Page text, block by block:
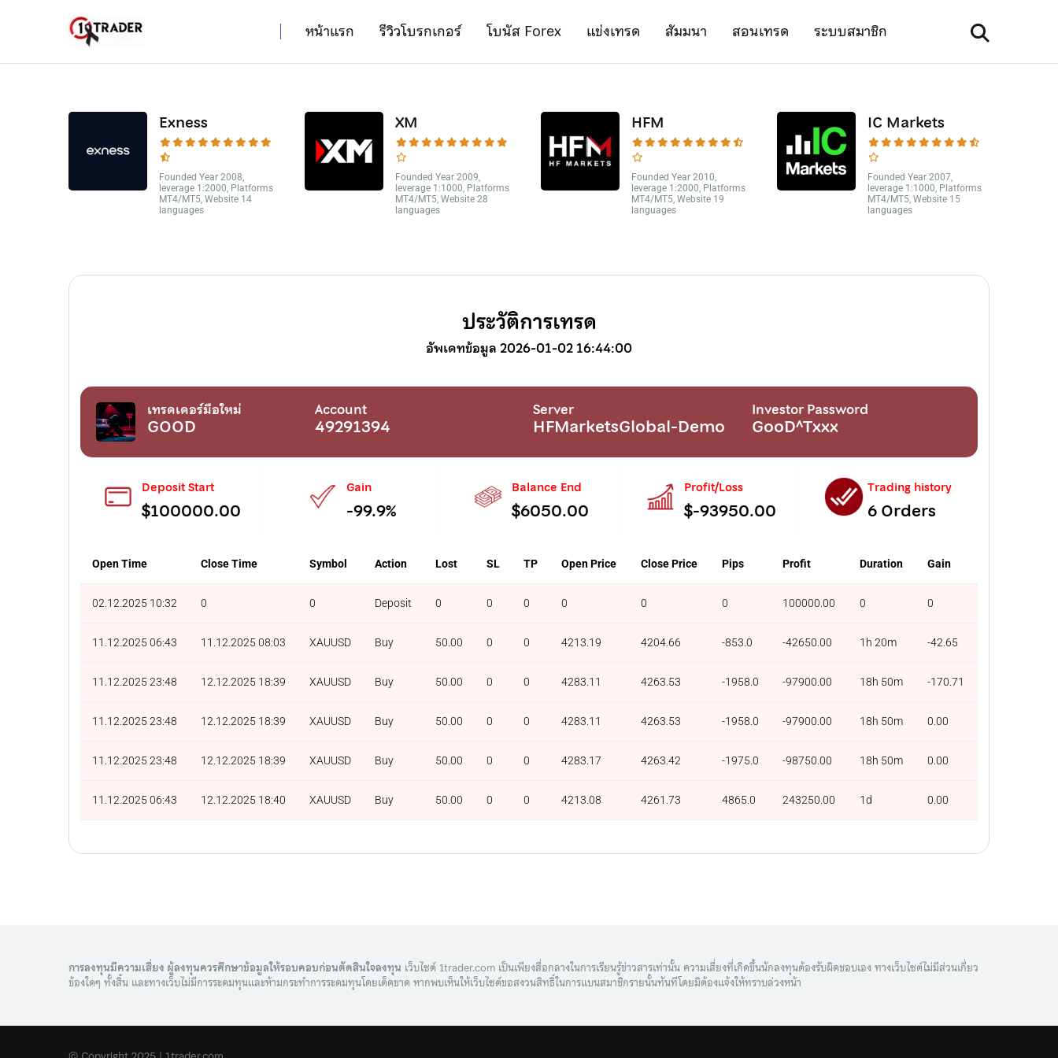
หน้าแรก รีวิวโบรกเกอร์ โบนัส Forex แข่งเทรด สัมมนา สอนเทรด ระบบสมาชิก
Exness
Founded Year 2008,
leverage 1:2000, Platforms
MT4/MT5, Website 14
languages
XM
Founded Year 2009,
leverage 1:1000, Platforms
MT4/MT5, Website 28
languages
HFM
Founded Year 2010,
leverage 1:2000, Platforms
MT4/MT5, Website 19
languages
IC Markets
Founded Year 2007,
leverage 1:1000, Platforms
MT4/MT5, Website 15
languages
ประวัติการเทรด
อัพเดทข้อมูล 2026-01-02 16:44:00
เทรดเดอร์มือใหม่
GOOD
Account
49291394
Server
HFMarketsGlobal-Demo
Investor Password
GooD^Txxx
Deposit Start
$100000.00
Gain
-99.9%
Balance End
$6050.00
Profit/Loss
$-93950.00
Trading history
6 Orders
Open Time Close Time Symbol Action Lost SL TP Open Price Close Price Pips Profit Duration Gain
02.12.2025 10:32 0 0 Deposit 0 0 0 0 0 0 100000.00 0 0
11.12.2025 06:43 11.12.2025 08:03 XAUUSD Buy 50.00 0 0 4213.19 4204.66 -853.0 -42650.00 1h 20m -42.65
11.12.2025 23:48 12.12.2025 18:39 XAUUSD Buy 50.00 0 0 4283.11 4263.53 -1958.0 -97900.00 18h 50m -170.71
11.12.2025 23:48 12.12.2025 18:39 XAUUSD Buy 50.00 0 0 4283.11 4263.53 -1958.0 -97900.00 18h 50m 0.00
11.12.2025 23:48 12.12.2025 18:39 XAUUSD Buy 50.00 0 0 4283.17 4263.42 -1975.0 -98750.00 18h 50m 0.00
11.12.2025 06:43 12.12.2025 18:40 XAUUSD Buy 50.00 0 0 4213.08 4261.73 4865.0 243250.00 1d 0.00
การลงทุนมีความเสี่ยง ผู้ลงทุนควรศึกษาข้อมูลให้รอบคอบก่อนตัดสินใจลงทุน เว็บไซต์ 1trader.com เป็นเพียงสื่อกลางในการเรียนรู้ข่าวสารเท่านั้น ความเสี่ยงที่เกิดขึ้นนักลงทุนต้องรับผิดชอบเอง ทางเว็บไซต์ไม่มีส่วนเกี่ยว
ข้องใดๆ ทั้งสิ้น และทางเว็บไม่มีการระดมทุนและห้ามกระทำการระดมทุนโดยเด็ดขาด หากพบเห็นให้เว็บไซต์ขอสงวนสิทธิ์ในการแบนสมาชิกรายนั้นทันทีโดยมิต้องแจ้งให้ทราบล่วงหน้า